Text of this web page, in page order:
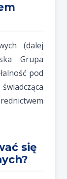
(dalej
Grupa
pod
się